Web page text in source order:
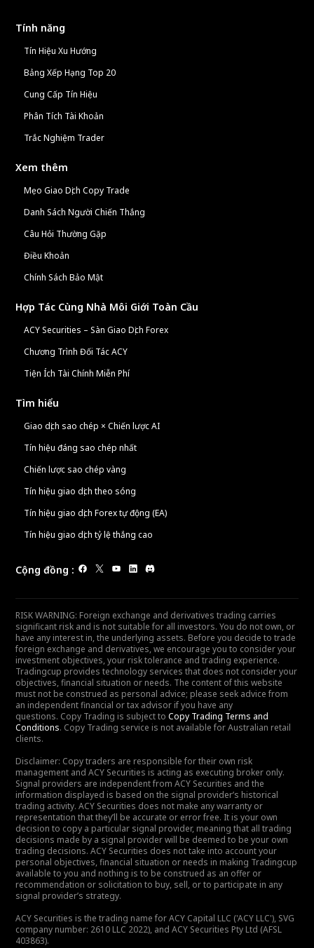
Tính năng
Tín Hiệu Xu Hướng
Bảng Xếp Hạng Top 20
Cung Cấp Tín Hiệu
Phân Tích Tài Khoản
Trắc Nghiệm Trader
Xem thêm
Mẹo Giao Dịch Copy Trade
Danh Sách Người Chiến Thắng
Câu Hỏi Thường Gặp
Điều Khoản
Chính Sách Bảo Mật
Hợp Tác Cùng Nhà Môi Giới Toàn Cầu
ACY Securities – Sàn Giao Dịch Forex
Chương Trình Đối Tác ACY
Tiện Ích Tài Chính Miễn Phí
Tìm hiểu
Giao dịch sao chép × Chiến lược AI
Tín hiệu đáng sao chép nhất
Chiến lược sao chép vàng
Tín hiệu giao dịch theo sóng
Tín hiệu giao dịch Forex tự động (EA)
Tín hiệu giao dịch tỷ lệ thắng cao
Cộng đồng :
RISK WARNING: Foreign exchange and derivatives trading carries
significant risk and is not suitable for all investors. You do not own, or
have any interest in, the underlying assets. Before you decide to trade
foreign exchange and derivatives, we encourage you to consider your
investment objectives, your risk tolerance and trading experience.
Tradingcup provides technology services that does not consider your
objectives, financial situation or needs. The content of this website
must not be construed as personal advice; please seek advice from
an independent financial or tax advisor if you have any
questions. Copy Trading is subject to Copy Trading Terms and
Conditions. Copy Trading service is not available for Australian retail
clients.
Disclaimer: Copy traders are responsible for their own risk
management and ACY Securities is acting as executing broker only.
Signal providers are independent from ACY Securities and the
information displayed is based on the signal provider’s historical
trading activity. ACY Securities does not make any warranty or
representation that they’ll be accurate or error free. It is your own
decision to copy a particular signal provider, meaning that all trading
decisions made by a signal provider will be deemed to be your own
trading decisions. ACY Securities does not take into account your
personal objectives, financial situation or needs in making Tradingcup
available to you and nothing is to be construed as an offer or
recommendation or solicitation to buy, sell, or to participate in any
signal provider’s strategy.
ACY Securities is the trading name for ACY Capital LLC ('ACY LLC'), SVG
company number: 2610 LLC 2022), and ACY Securities Pty Ltd (AFSL
403863).